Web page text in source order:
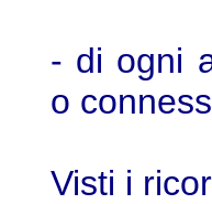
- di ogni
o
Visti i